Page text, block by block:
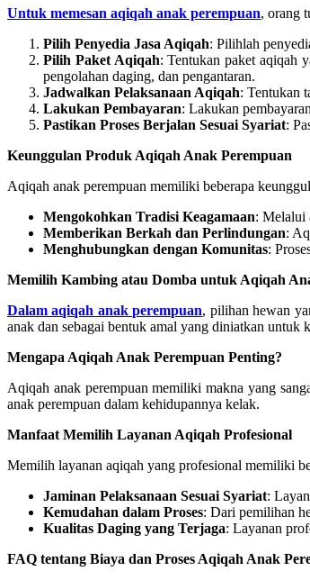
Untuk memesan aqiqah anak perempuan, orang
Pilih Penyedia Jasa Aqiqah: Pilihlah
Pilih Paket Aqiqah: Tentukan paket aqiqah
pengolahan daging, dan pengantaran.
Jadwalkan Pelaksanaan Aqiqah: Tentukan
Lakukan Pembayaran: Lakukan
Pastikan Proses Berjalan Sesuai Syariat:
Keunggulan Produk Aqiqah Anak Perempuan
Aqiqah anak perempuan memiliki beberapa
Mengokohkan Tradisi Keagamaan: Melalui
Memberikan Berkah dan Perlindungan:
Menghubungkan dengan Komunitas:
Memilih Kambing atau Domba untuk Aqiqah
Dalam aqiqah anak perempuan, pilihan hewan
anak dan sebagai bentuk amal yang diniatkan untuk
Mengapa Aqiqah Anak Perempuan Penting?
Aqiqah anak perempuan memiliki makna yang
anak perempuan dalam kehidupannya kelak.
Manfaat Memilih Layanan Aqiqah Profesional
Memilih layanan aqiqah yang profesional memiliki
Jaminan Pelaksanaan Sesuai Syariat:
Kemudahan dalam Proses: Dari pemilihan
Kualitas Daging yang Terjaga: Layanan
FAQ tentang Biaya dan Proses Aqiqah Anak